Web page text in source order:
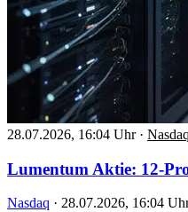
28.07.2026, 16:04 Uhr · Nasdaq
Lumentum Aktie: 12-
Nasdaq · 28.07.2026, 16:04